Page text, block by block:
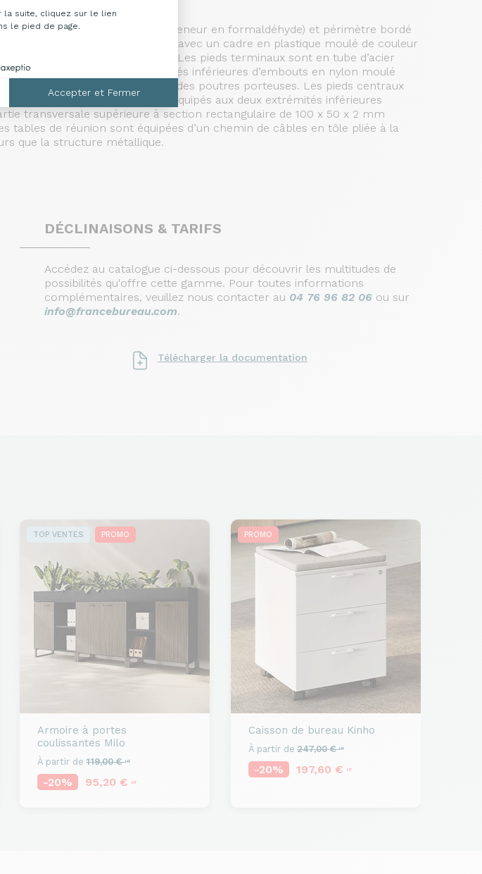
la suite, cliquez sur le lien
le pied de page.
Accepter et Fermer
mélaminé (classe E1 à faible teneur en formaldéhyde) et périmètre bordé
d’un top access intégré, avec un cadre en plastique moulé de couleur
même couleur que les hauts. Les pieds terminaux sont en tube d’acier
équipés aux deux extrémités inférieures d’embouts en nylon moulé
ils sont conçus pour la fixation des poutres porteuses. Les pieds centraux
des poudres époxy. Ils sont équipés aux deux extrémités inférieures
transversale supérieure à section rectangulaire de 100 x 50 x 2 mm
tables de réunion sont équipées d’un chemin de câbles en tôle pliée à la
que la structure métallique.
DÉCLINAISONS & TARIFS
Accédez au catalogue ci-dessous pour découvrir les multitudes de
possibilités qu'offre cette gamme. Pour toutes informations
complémentaires, veuillez nous contacter au 04 76 96 82 06 ou sur
info@francebureau.com.
Télécharger la documentation
TOP VENTES PROMO
Armoire à portes
coulissantes Milo
À partir de 119,00 €HT
-20% 95,20 € HT
PROMO
Caisson de bureau Kinho
À partir de 247,00 €HT
-20% 197,60 € HT